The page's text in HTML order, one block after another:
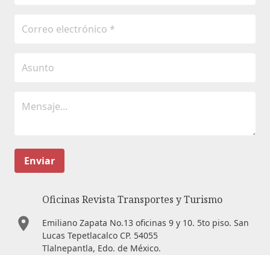
Enviar
Oficinas Revista Transportes y Turismo
Emiliano Zapata No.13 oficinas 9 y 10. 5to piso. San
Lucas Tepetlacalco CP. 54055
Tlalnepantla, Edo. de México.